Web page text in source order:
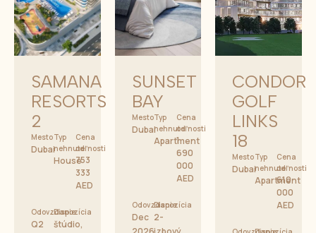
SAMANA
RESORTS
2
Mesto
Dubai
Typ
nehnuteľnosti
House
Cena
od
753
333
AED
Odovzdanie
Q2
Dispozícia
štúdio,
SUNSET
BAY
Mesto
Dubai
Typ
nehnuteľnosti
Apartment
Cena
od
1
690
000
AED
Odovzdanie
Dec
Dispozícia
2-
CONDOR
GOLF
LINKS
18
Mesto
Dubai
Typ
nehnuteľnosti
Apartment
Cena
od
610
000
AED